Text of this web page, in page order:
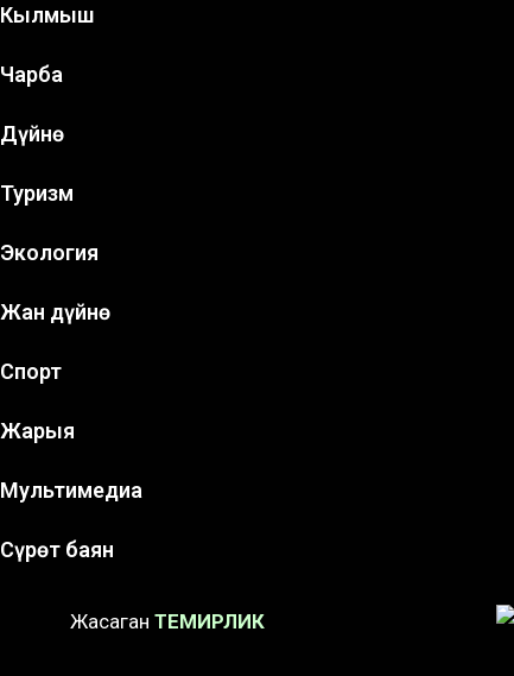
Кылмыш
Чарба
Дүйнө
Туризм
Экология
Жан дүйнө
Спорт
Жарыя
Мультимедиа
Сүрөт баян
Жасаган ТЕМИРЛИК